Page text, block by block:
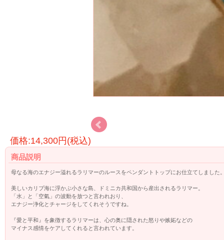
価格:14,300円(税込)
商品説明
母なる海のエナジー溢れるラリマーのルースをペンダントトップにお仕立てしました
美しいカリブ海に浮かぶ小さな島、ドミニカ共和国から産出されるラリマー。
「水」と「空氣」の波動を放つと言われおり、
エナジー浄化とチャージをしてくれそうですね。
『愛と平和』を象徴するラリマーは、心の奥に隠された怒りや嫉妬などの
マイナス感情をケアしてくれると言われています。